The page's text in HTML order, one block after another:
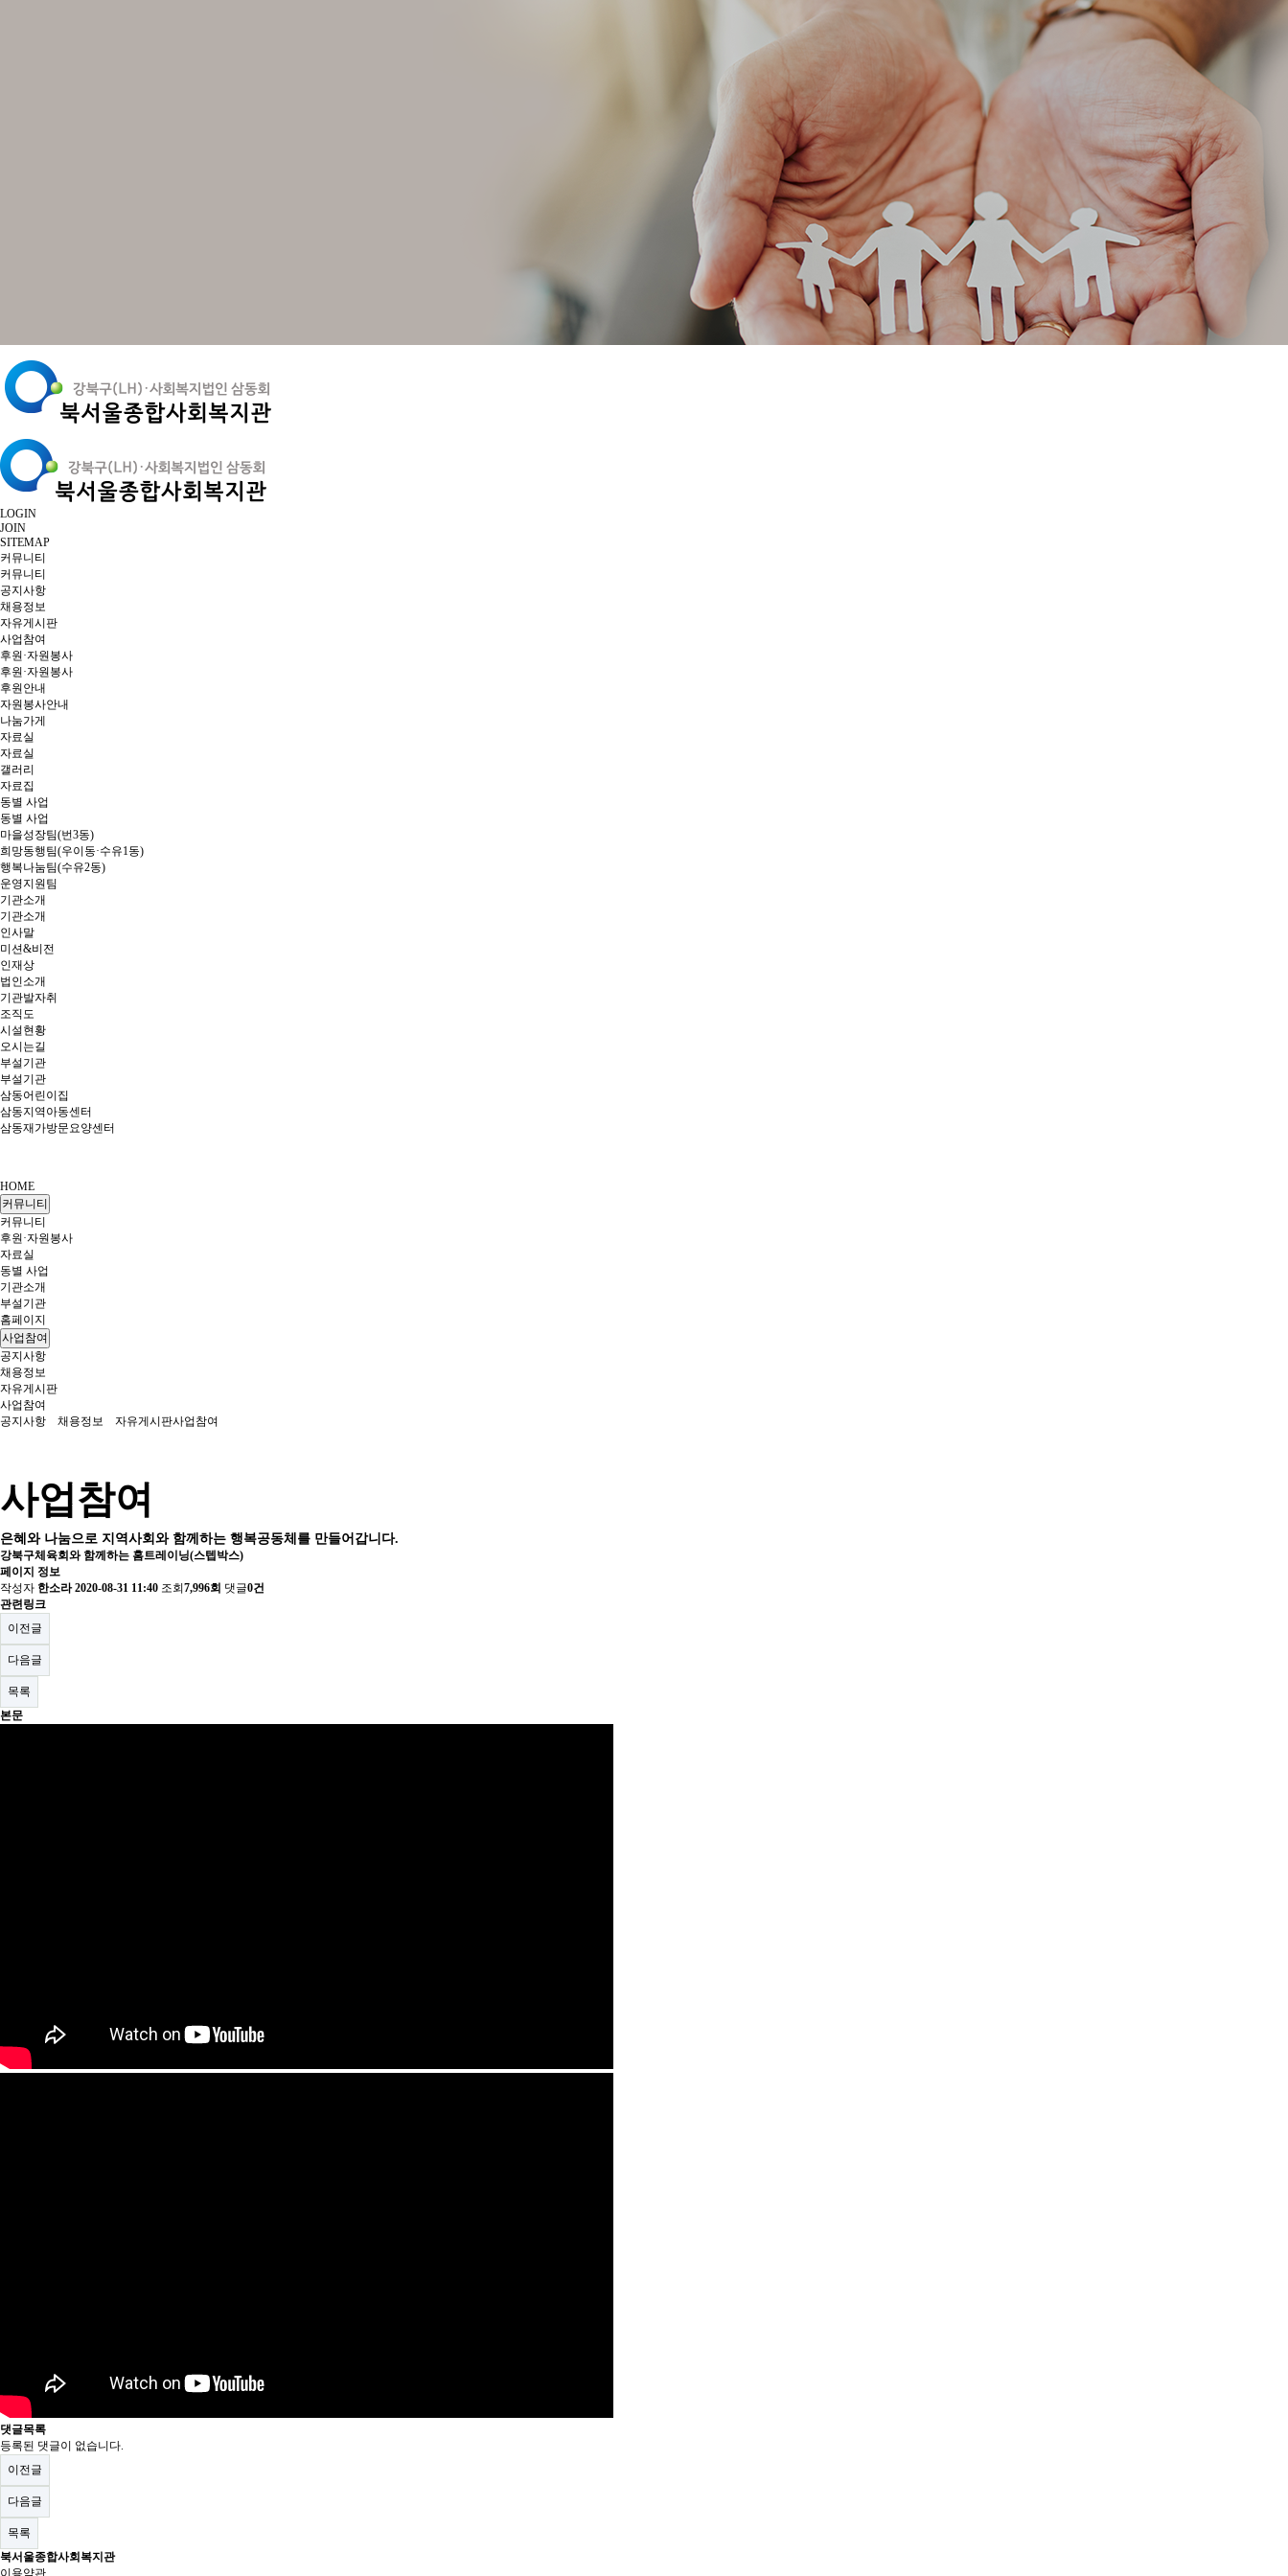
LOGIN
JOIN
SITEMAP
커뮤니티
커뮤니티
공지사항
채용정보
자유게시판
사업참여
후원·자원봉사
후원·자원봉사
후원안내
자원봉사안내
나눔가게
자료실
자료실
갤러리
자료집
동별 사업
동별 사업
마을성장팀(번3동)
희망동행팀(우이동·수유1동)
행복나눔팀(수유2동)
운영지원팀
기관소개
기관소개
인사말
미션&비전
인재상
법인소개
기관발자취
조직도
시설현황
오시는길
부설기관
부설기관
삼동어린이집
삼동지역아동센터
삼동재가방문요양센터
HOME
커뮤니티
커뮤니티
후원·자원봉사
자료실
동별 사업
기관소개
부설기관
홈페이지
사업참여
공지사항
채용정보
자유게시판
사업참여
공지사항
채용정보 자유게시판사업참여
사업참여
은혜와 나눔으로 지역사회와 함께하는 행복공동체를 만들어갑니다.
강북구체육회와 함께하는 홈트레이닝(스텝박스)
페이지 정보
작성자 한소라 2020-08-31 11:40 조회 7,996회 댓글0건
관련링크
이전글
다음글
목록
본문
댓글목록
등록된 댓글이 없습니다.
이전글
다음글
목록
북서울종합사회복지관
이용약관